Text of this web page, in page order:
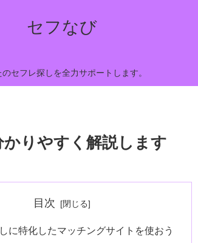
セフなび
セフレ探しを全力サポートします。
りやすく解説します
目次
に特化したマッチングサイトを使おう